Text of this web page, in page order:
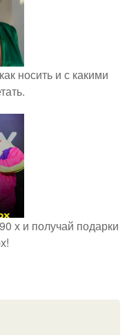
носить и с какими
х и получай подарки